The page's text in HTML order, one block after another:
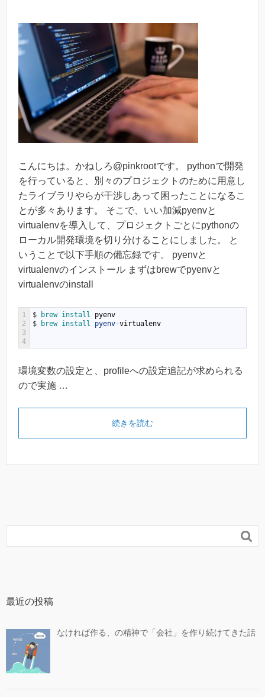
こんにちは。かねしろ@pinkrootです。 pythonで開発
を行っていると、別々のプロジェクトのために用意し
たライブラリやらが干渉しあって困ったことになるこ
とが多々あります。 そこで、いい加減pyenvと
virtualenvを導入して、プロジェクトごとにpythonの
ローカル開発環境を切り分けることにしました。 と
いうことで以下手順の備忘録です。 pyenvと
virtualenvのインストール まずはbrewでpyenvと
virtualenvのinstall
1
2
3
4
$ brew install pyenv
$
brew install pyenv-virtualenv
環境変数の設定と、profileへの設定追記が求められる
ので実施 …
続きを読む

最近の投稿
なければ作る、の精神で「会社」を作り続けてきた話